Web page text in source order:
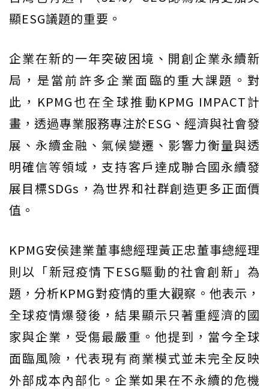
顯ESG議題的重要。
企業在新的一年突破困境、開創企業永續新
局，是當前許多企業面臨的重大課題。對
此，KPMG也在全球推動KPMG IMPACT計
畫，透過專業服務專注於ESG、經濟與社會發
展、永續金融、氣候變遷、影響力衡量與透
明確信等領域，支持客戶達成聯合國永續發
展目標SDGs，為世界和社群創造更多正面價
值。
KPMG安侯建業董事總經理黃正忠董事總經理
則以「新冠疫情下ESG驅動的社會創新」為
題，分析KPMG對疫情的重大觀察。他表示，
全球疫情爆發後，結果顯示只著重經濟的國
家與企業，受傷最嚴重。他提到，當今全球
面臨風險，代表現有商業模式並未完全反映
外部成本內部化。企業如果在不永續的危機